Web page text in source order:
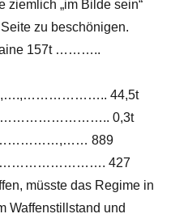
ziemlich „im Bilde sein“
zu beschönigen.
157t ………..
44,5t
0,3t
………………,…… 889
……………………. 427
müsste das Regime in
Waffenstillstand und